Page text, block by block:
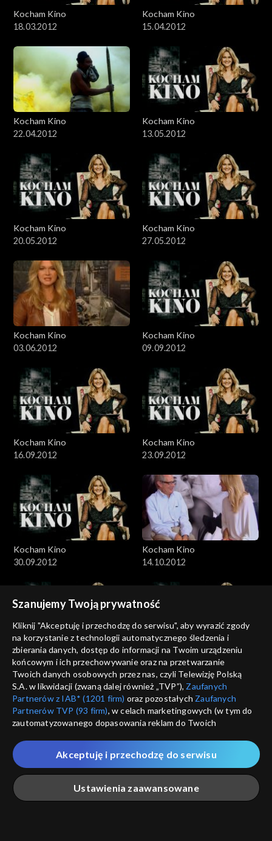
Kocham Kino
18.03.2012
Kocham Kino
15.04.2012
Kocham Kino
22.04.2012
Kocham Kino
13.05.2012
Kocham Kino
20.05.2012
Kocham Kino
27.05.2012
Kocham Kino
03.06.2012
Kocham Kino
09.09.2012
Kocham Kino
16.09.2012
Kocham Kino
23.09.2012
Kocham Kino
30.09.2012
Kocham Kino
14.10.2012
Kocham Kino
21.10.2012
Kocham Kino
28.10.2012
Kocham Kino
04.11.2012
Kocham Kino
18.11.2012
Szanujemy Twoją prywatność
Kliknij "Akceptuję i przechodzę do serwisu", aby wyrazić zgody
na korzystanie z technologii automatycznego śledzenia i
zbierania danych, dostęp do informacji na Twoim urządzeniu
końcowym i ich przechowywanie oraz na przetwarzanie
Twoich danych osobowych przez nas, czyli Telewizję Polską
S.A. w likwidacji (zwaną dalej również „TVP”), Zaufanych
Partnerów z IAB* (1201 firm) oraz pozostałych Zaufanych
Partnerów TVP (93 firm), w celach marketingowych (w tym do
zautomatyzowanego dopasowania reklam do Twoich
które wskazujemy poniżej, a także zgody na udostępnianie
przez nas identyfikatora PPID do Google.
Twoje dane osobowe zbierane podczas odwiedzania przez
Ciebie naszych
poszczególnych serwisówzwanych dalej
„Portalem”, w tym informacje zapisywane za pomocą
Ustawienia zaawansowane
Akceptuję i przechodzę do serwisu